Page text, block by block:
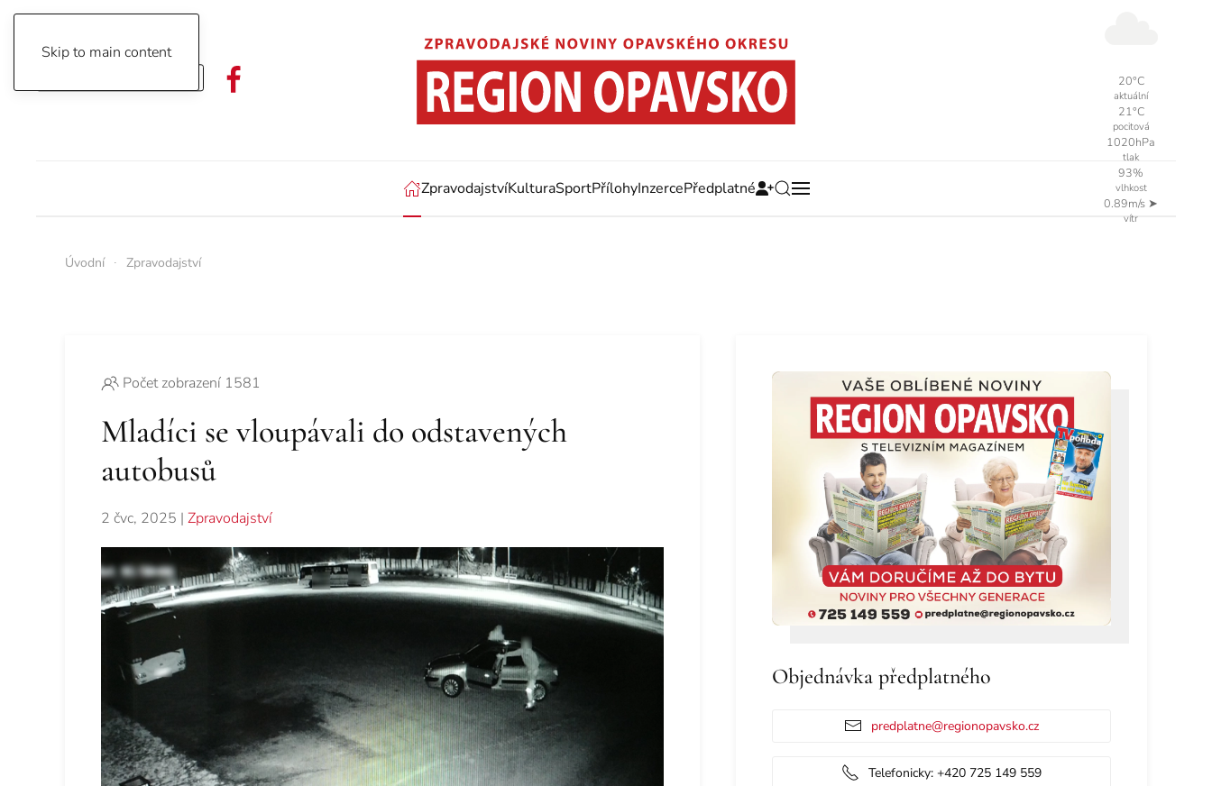
Skip to main content
20°C
aktuální
21°C
pocitová
1020hPa
tlak
93%
vlhkost
0.89m/s ➤
vítr
ZpravodajstvíKulturaSportPřílohyInzercePředplatné
Úvodní Zpravodajství
Počet zobrazení 1581
Mladíci se vloupávali do odstavených
autobusů
2 čvc, 2025 | Zpravodajství
Objednávka předplatného
predplatne@regionopavsko.cz
Telefonicky: +420 725 149 559